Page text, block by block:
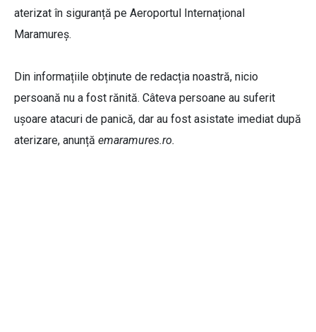
aterizat în siguranță pe Aeroportul Internațional
Maramureș.
Din informațiile obținute de redacția noastră, nicio
persoană nu a fost rănită. Câteva persoane au suferit
ușoare atacuri de panică, dar au fost asistate imediat după
aterizare, anunță emaramures.ro.